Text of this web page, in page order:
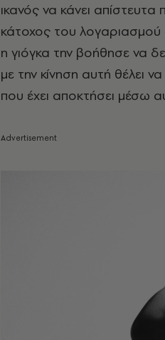
ικανός να κάνει
κάτοχος του
η γιόγκα την βοήθησε να
με την κίνηση αυτή θέλει
που έχει αποκτήσει μέσω